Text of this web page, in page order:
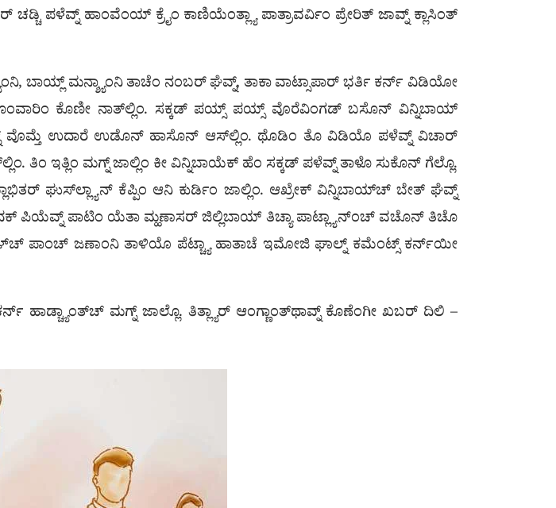
ಪಳೆವ್ನ್ ಹಾಂವೆಂಯ್ ಕ್ರೈಂ ಕಾಣಿಯೆಂತ್ಲ್ಯಾ ಪಾತ್ರಾವರ್ವಿಂ ಪ್ರೇರಿತ್ ಜಾವ್ನ್ ಕ್ಲಾಸಿಂತ್
ಬಾಯ್ಲ್ ಮನ್ಶ್ಯಾಂನಿ ತಾಚೆಂ ನಂಬರ್ ಘೆವ್ನ್, ತಾಕಾ ವಾಟ್ಸಾಪಾರ್ ಭರ್ತಿ ಕರ್ನ್ ವಿಡಿಯೋ
ಕೊಣೀ ನಾತ್‌ಲ್ಲಿಂ. ಸಕ್ಕಡ್ ಪಯ್ಸ್ ಪಯ್ಸ್ ವೊರೆವಿಂಗಡ್ ಬಸೊನ್ ವಿನ್ನಿಬಾಯ್
ವೊಮ್ತೆ ಉದಾರೆ ಉಡೊನ್ ಹಾಸೊನ್ ಆಸ್‌ಲ್ಲಿಂ. ಥೊಡಿಂ ತೊ ವಿಡಿಯೊ ಪಳೆವ್ನ್ ವಿಚಾರ್
ಇತ್ಲಿಂ ಮಗ್ನ್ ಜಾಲ್ಲಿಂ ಕೀ ವಿನ್ನಿಬಾಯೆಕ್ ಹೆಂ ಸಕ್ಕಡ್ ಪಳೆವ್ನ್ ತಾಳೊ ಸುಕೊನ್ ಗೆಲ್ಲೊ.
ಕೆಪ್ಪಿಂ ಆನಿ ಕುರ್ಡಿಂ ಜಾಲ್ಲಿಂ. ಆಖ್ರೇಕ್ ವಿನ್ನಿಬಾಯ್‌ಚ್ ಬೇತ್ ಘೆವ್ನ್
ಪಿಯೆವ್ನ್ ಪಾಟಿಂ ಯೆತಾ ಮ್ಹಣಾಸರ್ ಜಿಲ್ಲಿಬಾಯ್ ತಿಚ್ಯಾ ಪಾಟ್ಲ್ಯಾನ್ಂಚ್ ವಚೊನ್ ತಿಚೊ
ಪಾಂಚ್ ಜಣಾಂನಿ ತಾಳಿಯೊ ಪೆಟ್ಚ್ಯಾ ಹಾತಾಚೆ ಇಮೋಜಿ ಘಾಲ್ನ್ ಕಮೆಂಟ್ಸ್ ಕರ್ನ್‍ಯೀ
ಹಾಡ್ಚ್ಯಾಂತ್‌ಚ್ ಮಗ್ನ್ ಜಾಲ್ಲೊ. ತಿತ್ಲ್ಯಾರ್ ಆಂಗ್ಣಾಂತ್‌ಥಾವ್ನ್ ಕೊಣೆಂಗೀ ಖಬರ್ ದಿಲಿ –